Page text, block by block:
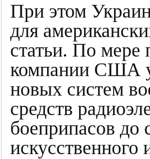
При этом
для
статьи. По мере
компании США
новых систем
средств
боеприпасов до
искусственного